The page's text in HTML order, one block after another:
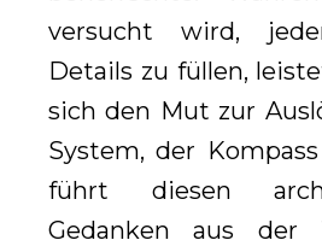
versucht wird,
Details zu füllen,
sich den Mut zur
System, der
führt diesen
Gedanken aus der